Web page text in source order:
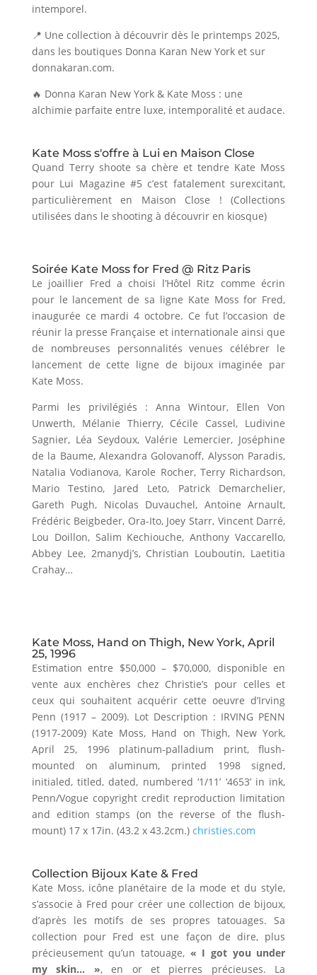
intemporel.
📍 Une collection à découvrir dès le printemps 2025,
dans les boutiques Donna Karan New York et sur
donnakaran.com.
🔥 Donna Karan New York & Kate Moss : une
alchimie parfaite entre luxe, intemporalité et audace.
Kate Moss s'offre à Lui en Maison Close
Quand Terry shoote sa chère et tendre Kate Moss
pour Lui Magazine #5 c’est fatalement surexcitant,
particulièrement en Maison Close ! (Collections
utilisées dans le shooting à découvrir en kiosque)
Soirée Kate Moss for Fred @ Ritz Paris
Le joaillier Fred a choisi l’Hôtel Ritz comme écrin
pour le lancement de sa ligne Kate Moss for Fred,
inaugurée ce mardi 4 octobre. Ce fut l’occasion de
réunir la presse Française et internationale ainsi que
de nombreuses personnalités venues célébrer le
lancement de cette ligne de bijoux imaginée par
Kate Moss.
Parmi les privilégiés : Anna Wintour, Ellen Von
Unwerth, Mélanie Thierry, Cécile Cassel, Ludivine
Sagnier, Léa Seydoux, Valérie Lemercier, Joséphine
de la Baume, Alexandra Golovanoff, Alysson Paradis,
Natalia Vodianova, Karole Rocher, Terry Richardson,
Mario Testino, Jared Leto, Patrick Demarchelier,
Gareth Pugh, Nicolas Duvauchel, Antoine Arnault,
Frédéric Beigbeder, Ora-Ito, Joey Starr, Vincent Darré,
Lou Doillon, Salim Kechiouche, Anthony Vaccarello,
Abbey Lee, 2manydj’s, Christian Louboutin, Laetitia
Crahay…
Kate Moss, Hand on Thigh, New York, April
25, 1996
Estimation entre $50,000 – $70,000, disponible en
vente aux enchères chez Christie’s pour celles et
ceux qui souhaitent acquérir cette oeuvre d’Irving
Penn (1917 – 2009). Lot Description : IRVING PENN
(1917-2009) Kate Moss, Hand on Thigh, New York,
April 25, 1996 platinum-palladium print, flush-
mounted on aluminum, printed 1998 signed,
initialed, titled, dated, numbered ‘1/11’ ‘4653’ in ink,
Penn/Vogue copyright credit reproduction limitation
and edition stamps (on the reverse of the flush-
mount) 17 x 17in. (43.2 x 43.2cm.) christies.com
Collection Bijoux Kate & Fred
Kate Moss, icône planétaire de la mode et du style,
s’associe à Fred pour créer une collection de bijoux,
d’après les motifs de ses propres tatouages. Sa
collection pour Fred est une façon de dire, plus
précieusement qu’un tatouage, « I got you under
my skin… », en or et pierres précieuses. La